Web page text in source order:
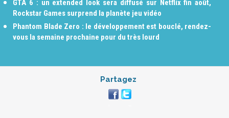
GTA 6 : un extended look sera diffusé sur Netflix fin août,
Rockstar Games surprend la planète jeu vidéo
Phantom Blade Zero : le développement est bouclé, rendez-
vous la semaine prochaine pour du très lourd
Partagez